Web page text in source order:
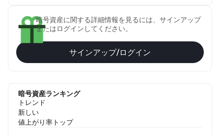
暗号資産に関する詳細情報を見るには、サインアップ
またはログインしてください。
サインアップ/ログイン
暗号資産ランキング
トレンド
新しい
値上がり率トップ